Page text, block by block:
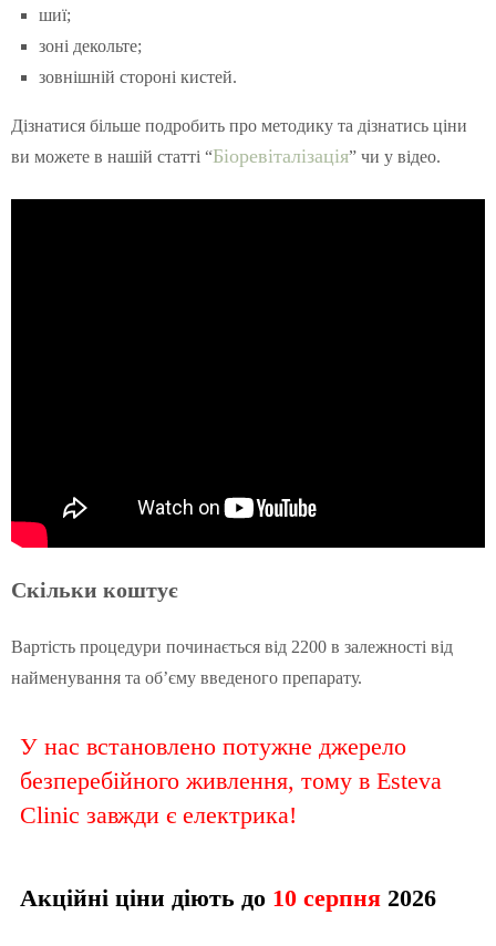
шиї;
зоні декольте;
зовнішній стороні кистей.
Дізнатися більше подробить про методику та дізнатись ціни
ви можете в нашій статті “Біоревіталізація” чи у відео.
Скільки коштує
Вартість процедури починається від 2200 в залежності від
найменування та об’єму введеного препарату.
У нас встановлено потужне джерело
безперебійного живлення, тому в Esteva
Clinic завжди є електрика!
Акційні ціни діють до 10 серпня 2026